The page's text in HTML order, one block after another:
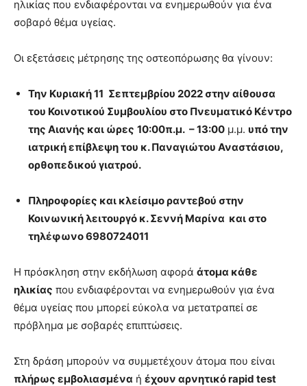
ηλικίας που ενδιαφέρονται να ενημερωθούν για ένα
σοβαρό θέμα υγείας.
Οι εξετάσεις μέτρησης της οστεοπόρωσης θα γίνουν:
Την Κυριακή 11 Σεπτεμβρίου 2022 στην αίθουσα
του Κοινοτικού Συμβουλίου στο Πνευματικό Κέντρο
της Αιανής και ώρες 10:00π.μ. – 13:00 μ.μ. υπό την
ιατρική επίβλεψη του κ. Παναγιώτου Αναστάσιου,
ορθοπεδικού γιατρού.
Πληροφορίες και κλείσιμο ραντεβού στην
Κοινωνική λειτουργό κ. Σεννή Μαρίνα και στο
τηλέφωνο 6980724011
Η πρόσκληση στην εκδήλωση αφορά άτομα κάθε
ηλικίας που ενδιαφέρονται να ενημερωθούν για ένα
θέμα υγείας που μπορεί εύκολα να μετατραπεί σε
πρόβλημα με σοβαρές επιπτώσεις.
Στη δράση μπορούν να συμμετέχουν άτομα που είναι
πλήρως εμβολιασμένα ή έχουν αρνητικό rapid test